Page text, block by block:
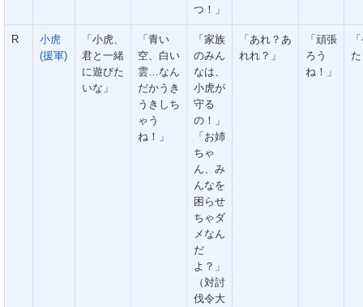
つ！」
R
小虎
(援軍)
「小虎、
君と一緒
に遊びた
いな」
「青い
空、白い
雲…なん
だかうき
うきしち
ゃう
ね！」
「家族
のみん
なは、
小虎が
守る
の！」
「お姉
ちゃ
ん、み
んなを
困らせ
ちゃダ
メなん
だ
よ？」
（対討
伐令大
「あれ？あ
れれ？」
「頑張
ろう
ね！」